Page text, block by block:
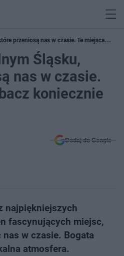
przeniosą nas w czasie. Te miejsca
Śląsku,
nas w czasie.
koniecznie
Dodaj do Google
najpiękniejszych
fascynujących miejsc,
w czasie. Bogata
atmosfera.